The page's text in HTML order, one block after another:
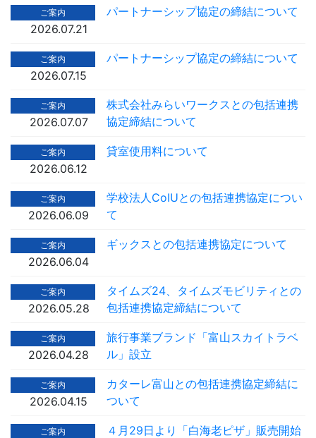
ご案内
2026.07.21
パートナーシップ協定の締結について
ご案内
2026.07.15
パートナーシップ協定の締結について
ご案内
2026.07.07
株式会社みらいワークスとの包括連携
協定締結について
ご案内
2026.06.12
貸室使用料について
ご案内
2026.06.09
学校法人CoIUとの包括連携協定につい
て
ご案内
2026.06.04
ギックスとの包括連携協定について
ご案内
2026.05.28
タイムズ24、タイムズモビリティとの
包括連携協定締結について
ご案内
2026.04.28
旅行事業ブランド「富山スカイトラベ
ル」設立
ご案内
2026.04.15
カターレ富山との包括連携協定締結に
ついて
ご案内
４月29日より「白海老ピザ」販売開始